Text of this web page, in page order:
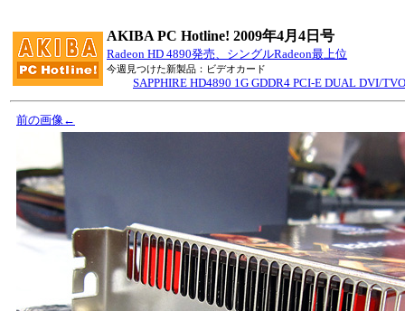
AKIBA PC Hotline! 2009年4月4日号
Radeon HD 4890発売、シングルRadeon最上位
今週見つけた新製品：ビデオカード
SAPPHIRE HD4890 1G GDDR4 PCI-E DUAL DVI/TVO
前の画像←